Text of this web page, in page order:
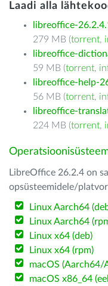
Laadi alla
libreoffice-
279 MB (torrent,
libreoffice-
59 MB (torrent,
libreoffice-help-
56 MB (torrent,
libreoffice-
224 MB (torrent,
LibreOffice 26.2.4 on
opsüsteemidele/
Linux Aarch64
Linux Aarch64
Linux x64 (deb)
Linux x64 (rpm)
macOS (Aarch64/
macOS x86_64